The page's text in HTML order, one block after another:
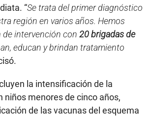
“Se trata del primer diagnóstico
región en varios años. Hemos
intervención con 20 brigadas de
educan y brindan tratamiento
la intensificación de la
niños menores de cinco años,
de las vacunas del esquema